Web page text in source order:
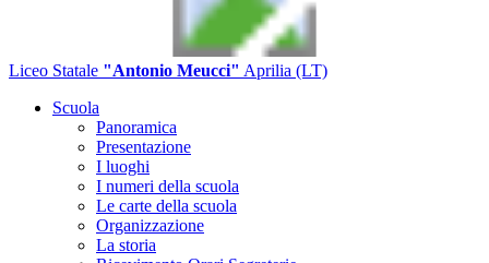
Liceo Statale "Antonio Meucci" Aprilia (LT)
Scuola
Panoramica
Presentazione
I luoghi
I numeri della scuola
Le carte della scuola
Organizzazione
La storia